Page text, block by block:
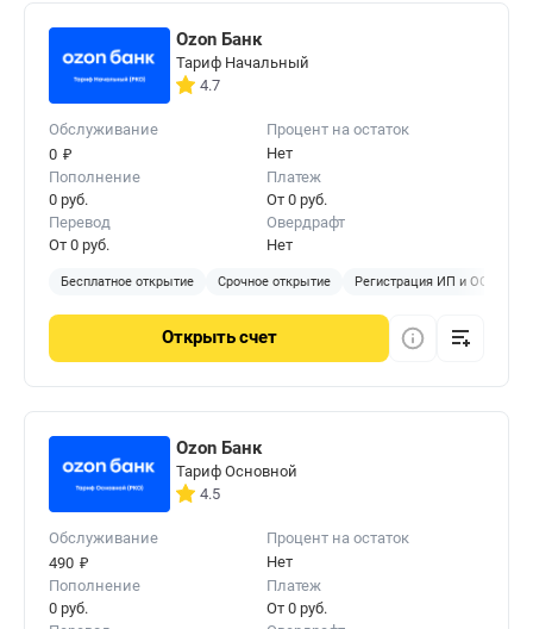
Ozon Банк
Тариф Начальный
4.7
Обслуживание
0 ₽
Процент на остаток
Нет
Пополнение
0 руб.
Платеж
От 0 руб.
Перевод
От 0 руб.
Овердрафт
Нет
Бесплатное открытие Срочное открытие Регистрация ИП и ООО
Открытьсчет
Ozon Банк
Тариф Основной
4.5
Обслуживание
490 ₽
Процент на остаток
Нет
Пополнение
0 руб.
Платеж
От 0 руб.